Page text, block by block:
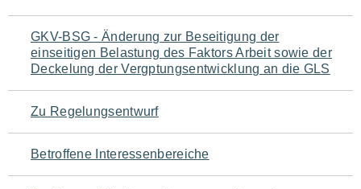
Navigation
für
den
Seiteninhalt
GKV-BSG - Änderung zur Beseitigung der
einseitigen Belastung des Faktors Arbeit sowie der
Deckelung der Vergptungsentwicklung an die GLS
Zu Regelungsentwurf
Betroffene Interessenbereiche